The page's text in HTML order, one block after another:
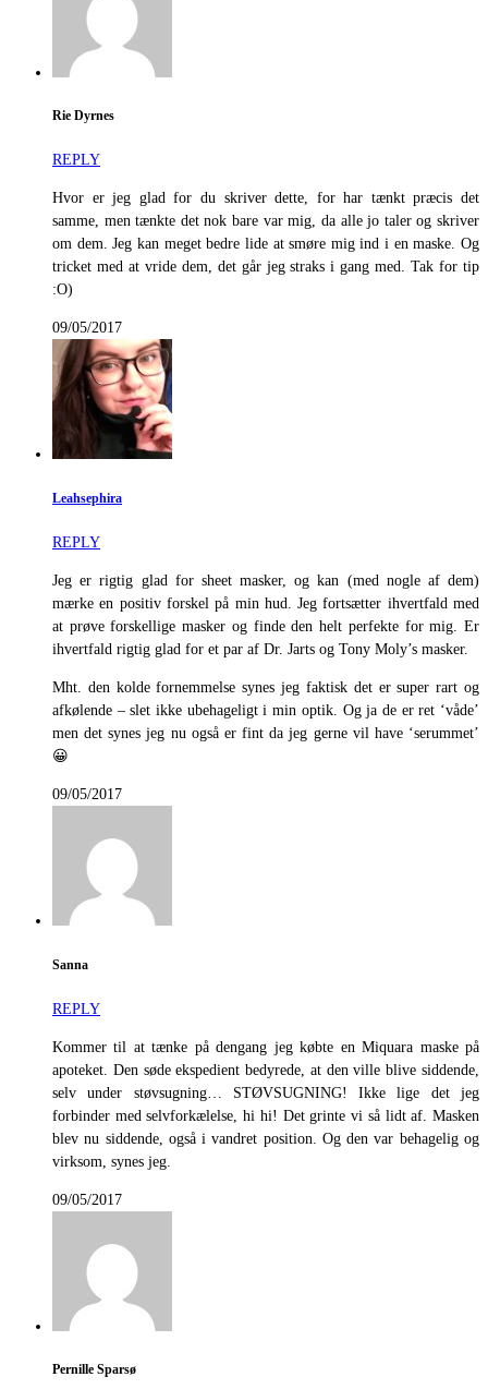
Rie Dyrnes
REPLY
Hvor er jeg glad for du skriver dette, for har tænkt præcis det
samme, men tænkte det nok bare var mig, da alle jo taler og skriver
om dem. Jeg kan meget bedre lide at smøre mig ind i en maske. Og
tricket med at vride dem, det går jeg straks i gang med. Tak for tip
:O)
09/05/2017
Leahsephira
REPLY
Jeg er rigtig glad for sheet masker, og kan (med nogle af dem)
mærke en positiv forskel på min hud. Jeg fortsætter ihvertfald med
at prøve forskellige masker og finde den helt perfekte for mig. Er
ihvertfald rigtig glad for et par af Dr. Jarts og Tony Moly’s masker.
Mht. den kolde fornemmelse synes jeg faktisk det er super rart og
afkølende – slet ikke ubehageligt i min optik. Og ja de er ret ‘våde’
men det synes jeg nu også er fint da jeg gerne vil have ‘serummet’
😀
09/05/2017
Sanna
REPLY
Kommer til at tænke på dengang jeg købte en Miquara maske på
apoteket. Den søde ekspedient bedyrede, at den ville blive siddende,
selv under støvsugning… STØVSUGNING! Ikke lige det jeg
forbinder med selvforkælelse, hi hi! Det grinte vi så lidt af. Masken
blev nu siddende, også i vandret position. Og den var behagelig og
virksom, synes jeg.
09/05/2017
Pernille Sparsø